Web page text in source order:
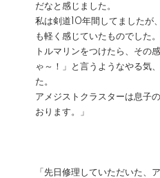
だなと感じました。
私は剣道10年間してましたが
も軽く感じていたものでした。
トルマリンをつけたら、その
ゃ～！」と言うようなやる気
た。
アメジストクラスターは息子
おります。」
「先日修理していただいた、